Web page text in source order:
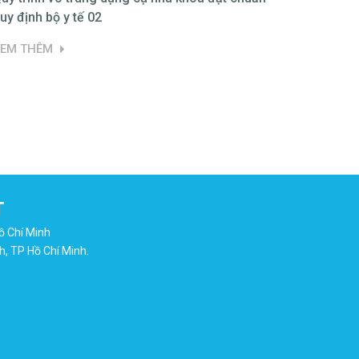
định bộ y tế 02
THÊM
Chí Minh
TP Hồ Chí Minh.